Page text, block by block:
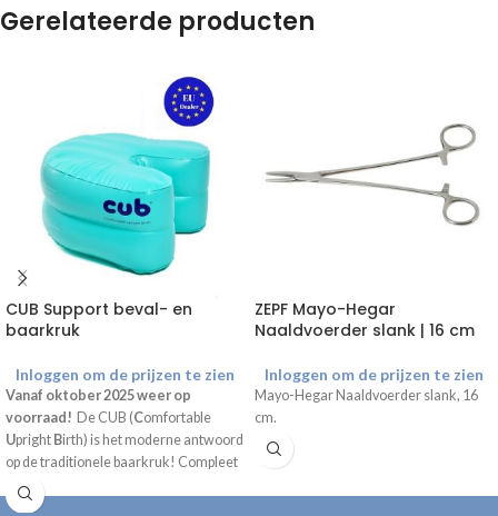
Gerelateerde producten
CUB Support beval- en
baarkruk
Inloggen om de prijzen te zien
Vanaf oktober 2025 weer op
voorraad! De CUB (Comfortable
Upright Birth) is het moderne antwoord
op de traditionele baarkruk! Compleet
geleverd inclusief draagtas, handpomp
en gebruiksaanwijzing.
ZEPF Mayo-Hegar
Naaldvoerder slank | 16 cm
Inloggen om de prijzen te zien
Mayo-Hegar Naaldvoerder slank, 16
cm.